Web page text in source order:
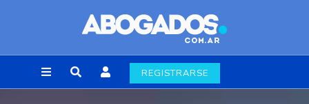
REGISTRARSE